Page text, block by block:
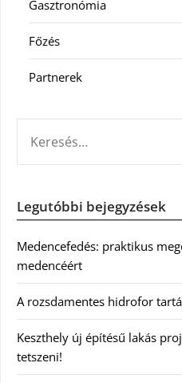
Gasztronómia
Főzés
Partnerek
Legutóbbi bejegyzések
Medencefedés: praktikus
medencéért
A rozsdamentes hidrofor
Keszthely új építésű lakás
tetszeni!